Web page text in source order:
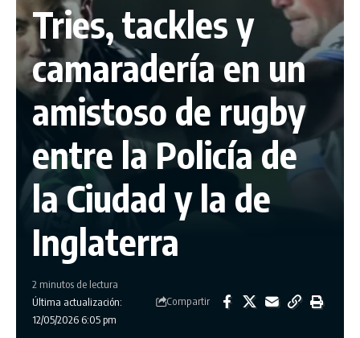
Tries, tackles y
camaradería en un
amistoso de rugby
entre la Policía de
la Ciudad y la de
Inglaterra
Última actualización:
12/05/2026 6:05 pm
2 minutos de lectura
Compartir